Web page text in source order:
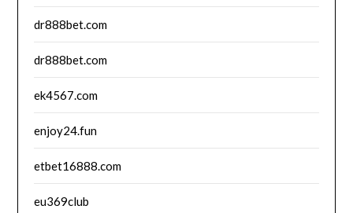
dr888bet.com
dr888bet.com
ek4567.com
enjoy24.fun
etbet16888.com
eu369club